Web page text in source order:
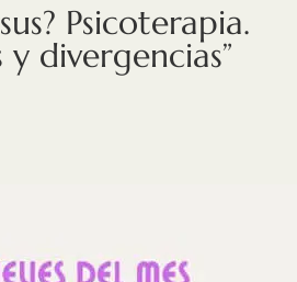
Psicoterapia.
divergencias”